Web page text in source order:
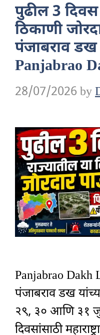
पुढील 3 दिवस
ठिकाणी
पंजाबराव
Panjabrao
28/07/2026 by
Panjabrao Dakh
पंजाबराव डख
२९, ३० आणि ३१
दिवसांसाठी